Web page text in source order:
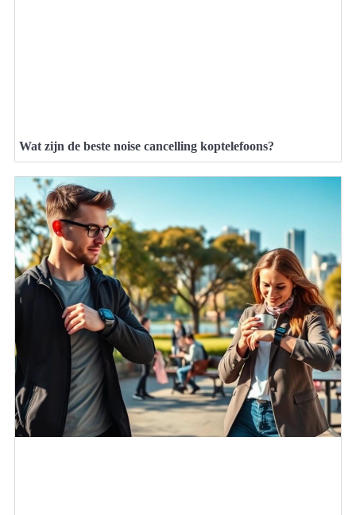
Wat zijn de beste noise cancelling koptelefoons?